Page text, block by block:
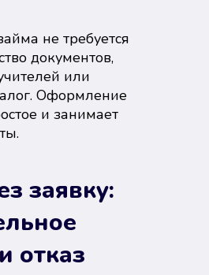
не требуется
документов,
или
Оформление
и занимает
заявку:
отказ